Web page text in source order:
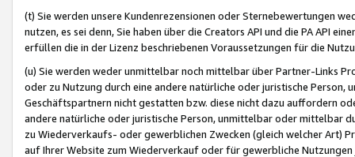
(t) Sie werden unsere Kundenrezensionen oder Sternebewertungen
nutzen, es sei denn, Sie haben über die Creators API und die PA API
erfüllen die in der Lizenz beschriebenen Voraussetzungen für die
(u) Sie werden weder unmittelbar noch mittelbar über Partner-Links
oder zu Nutzung durch eine andere natürliche oder juristische
Geschäftspartnern nicht gestatten bzw. diese nicht dazu auffordern
andere natürliche oder juristische Person, unmittelbar oder mittelbar
zu Wiederverkaufs- oder gewerblichen Zwecken (gleich welcher Art)
auf Ihrer Website zum Wiederverkauf oder für gewerbliche